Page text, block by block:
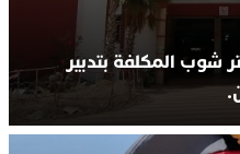
شوب المكلفة بتدبير